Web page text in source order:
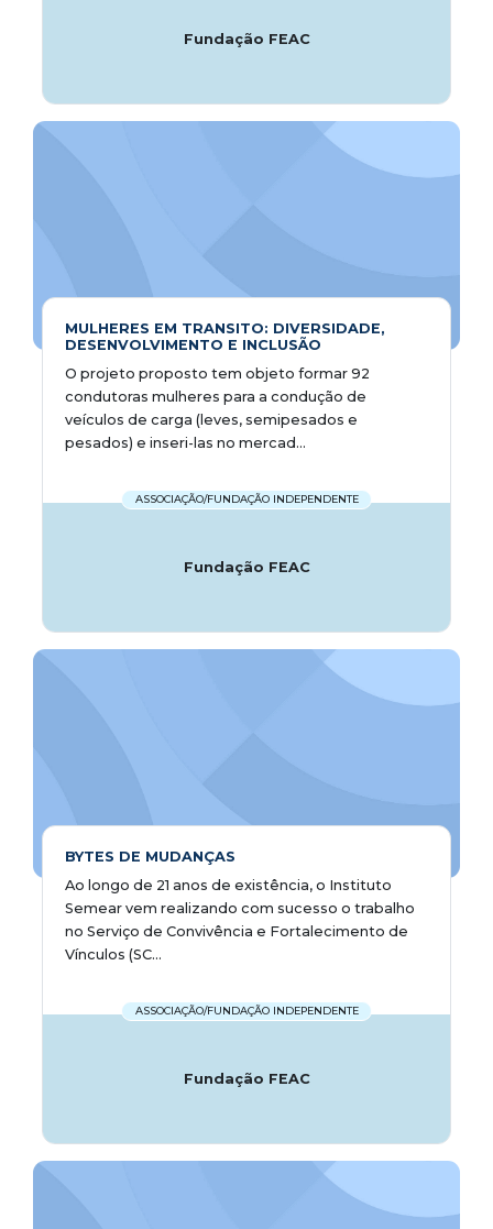
Fundação FEAC
MULHERES EM TRANSITO: DIVERSIDADE,
DESENVOLVIMENTO E INCLUSÃO
O projeto proposto tem objeto formar 92
condutoras mulheres para a condução de
veículos de carga (leves, semipesados e
pesados) e inseri-las no mercad...
ASSOCIAÇÃO/FUNDAÇÃO INDEPENDENTE
Fundação FEAC
BYTES DE MUDANÇAS
Ao longo de 21 anos de existência, o Instituto
Semear vem realizando com sucesso o trabalho
no Serviço de Convivência e Fortalecimento de
Vínculos (SC...
ASSOCIAÇÃO/FUNDAÇÃO INDEPENDENTE
Fundação FEAC